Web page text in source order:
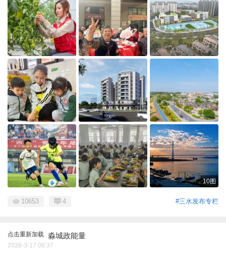
10图
#三水发布专栏
10653 4
点击重新加载 淼城政能量
2026-3-17 08:37